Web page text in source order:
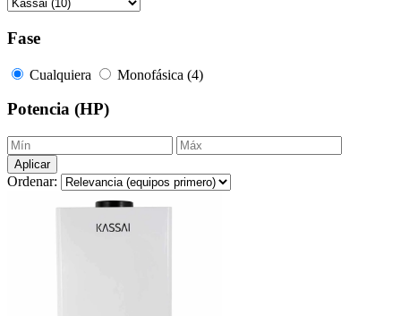
Fase
Cualquiera Monofásica (4)
Potencia (HP)
Aplicar
Ordenar: